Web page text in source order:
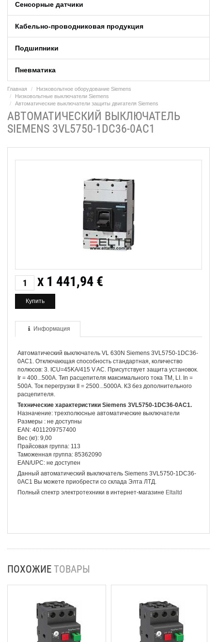
Сенсорные датчики
Кабельно-проводниковая продукция
Подшипники
Пневматика
Главная
Низковольтное оборудование Siemens
Низковольтные выключатели Siemens
Автоматические выключатели защиты двигателя Siemens
АВТОМАТИЧЕСКИЙ ВЫКЛЮЧАТЕЛЬ
SIEMENS 3VL5750-1DC36-0AC1
X 1 441,94 €
Информация
Автоматический выключатель VL 630N Siemens 3VL5750-1DC36-
0AC1. Отключающая способность стандартная, количество
полюсов: 3. ICU=45KA/415 V AC. Присутствует защита установок.
Ir = 400...500А. Тип расцепителя максимального тока TM, LI. In =
500A. Ток перегрузки II = 2500...5000A. КЗ без дополнительного
расцепителя.
Технические характеристики Siemens 3VL5750-1DC36-0AC1.
Назначение: трехполюсные автоматические выключатели
Размеры : не доступны
EAN: 4011209757400
Вес (кг): 9,00
Прайсовая группа: 113
Таможенная группа: 85362090
EAN/UPC: не доступен
Данный автоматический выключатель Siemens 3VL5750-1DC36-
0AC1 Вы можете приобрести со склада Элта ЛТД.
Полный спектр электротехники в интернет-магазине Eltaltd
ПОХОЖИЕ ТОВАРЫ